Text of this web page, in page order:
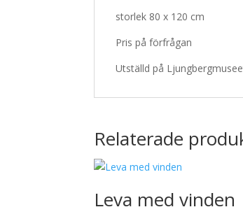
storlek 80 x 120 cm
Pris på förfrågan
Utställd på
Relaterade
Leva med vinden